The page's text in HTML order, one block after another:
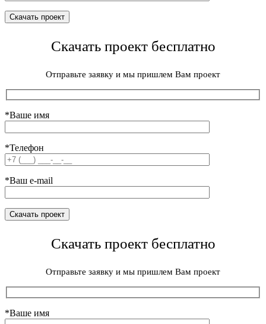
Скачать проект бесплатно
Отправьте заявку и мы пришлем Вам проект
*Ваше имя
*Телефон
*Ваш e-mail
Скачать проект бесплатно
Отправьте заявку и мы пришлем Вам проект
*Ваше имя